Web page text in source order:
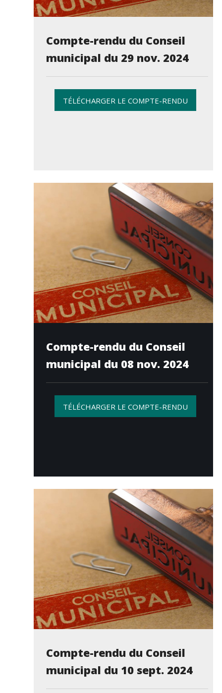
Compte-rendu du Conseil
municipal du 29 nov. 2024
TÉLÉCHARGER LE COMPTE-RENDU
Compte-rendu du Conseil
municipal du 08 nov. 2024
TÉLÉCHARGER LE COMPTE-RENDU
Compte-rendu du Conseil
municipal du 10 sept. 2024